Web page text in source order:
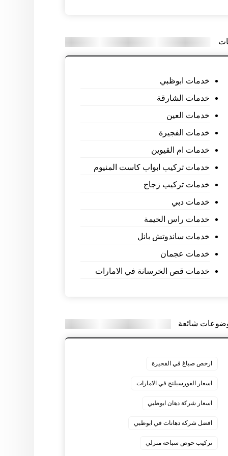
خدمات ابوظبي
خدمات الشارقة
خدمات العين
خدمات الفجيرة
خدمات ام القيوين
خدمات تركيب ابواب كاست المنيوم
خدمات تركيب زجاج
خدمات دبي
خدمات راس الخيمة
خدمات ساندوتش بانل
خدمات عجمان
خدمات قص الخرسانة في الامارات
شائعة
ارخص صباغ في الفجيرة
اسعار الفورسيلنج في الامارات
اسعار شركة دهان ابوظبي
افضل شركة دهانات في ابوظبي
تركيب حوض سباحة منزلي